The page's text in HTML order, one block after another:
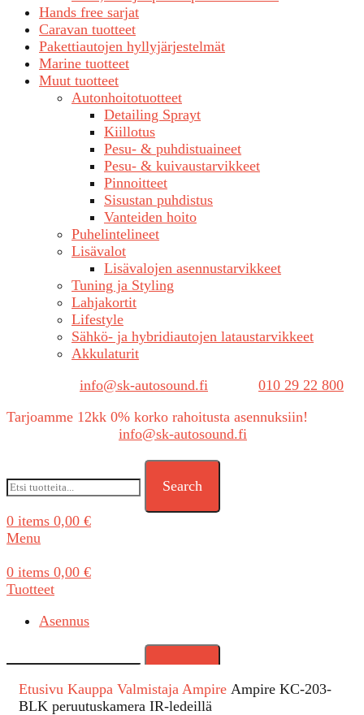
Hands free sarjat
Caravan tuotteet
Pakettiautojen hyllyjärjestelmät
Marine tuotteet
Muut tuotteet
Autonhoitotuotteet
Detailing Sprayt
Kiillotus
Pesu- & puhdistuaineet
Pesu- & kuivaustarvikkeet
Pinnoitteet
Sisustan puhdistus
Vanteiden hoito
Puhelintelineet
Lisävalot
Lisävalojen asennustarvikkeet
Tuning ja Styling
Lahjakortit
Lifestyle
Sähkö- ja hybridiautojen lataustarvikkeet
Akkulaturit
info@sk-autosound.fi
010 29 22 800
Tarjoamme 12kk 0% korko rahoitusta asennuksiin!
info@sk-autosound.fi
Search
0 items 0,00 €
Menu
0 items 0,00 €
Tuotteet
Asennus
Etusivu Kauppa Valmistaja Ampire Ampire KC-203-
BLK peruutuskamera IR-ledeillä